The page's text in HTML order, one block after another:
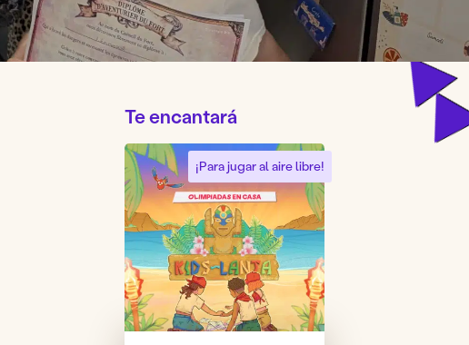
Te encantará
¡Para jugar al aire libre!